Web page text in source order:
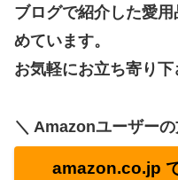
ブログで紹介した愛
めています。
お気軽にお立ち寄り
＼ Amazonユーザー
amazon.co.jp